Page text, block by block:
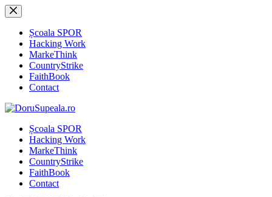
Sari
la
conținutȘcoala SPOR
Hacking Work
MarkeThink
CountryStrike
FaithBook
Contact
Școala SPOR
Hacking Work
MarkeThink
CountryStrike
FaithBook
Contact